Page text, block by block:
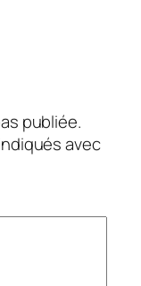
publiée.
avec